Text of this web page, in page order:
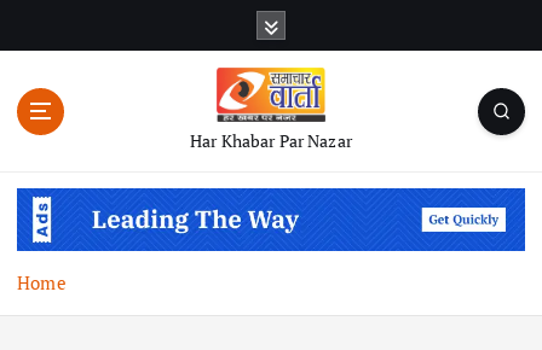
n
Har Khabar Par Nazar
Home